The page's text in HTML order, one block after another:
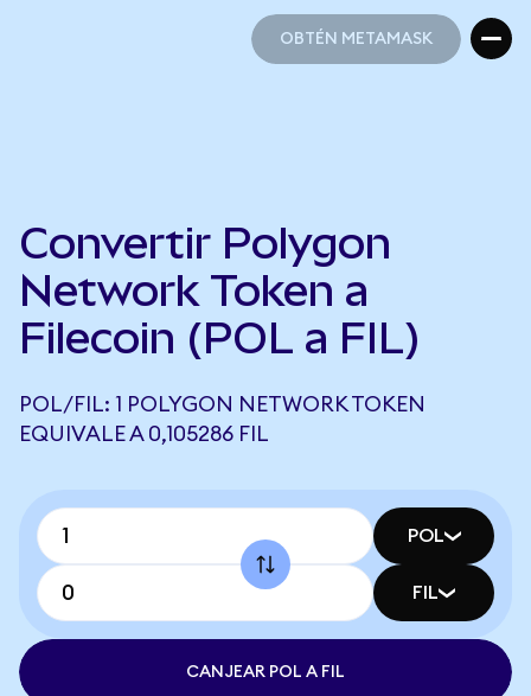
OBTÉN METAMASK
Convertir Polygon
Network Token a
Filecoin (POL a FIL)
POL/FIL: 1 POLYGON NETWORK TOKEN
EQUIVALE A 0,105286 FIL
POL
FIL
CANJEAR POL A FIL